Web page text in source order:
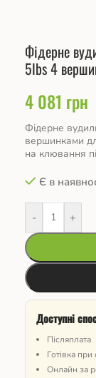
Фідерне
5lbs 4
4 081 грн
Фідерне
вершинками
на клювання
Є в
- +
Доступні
Післяплата
Готівка при
Онлайн за